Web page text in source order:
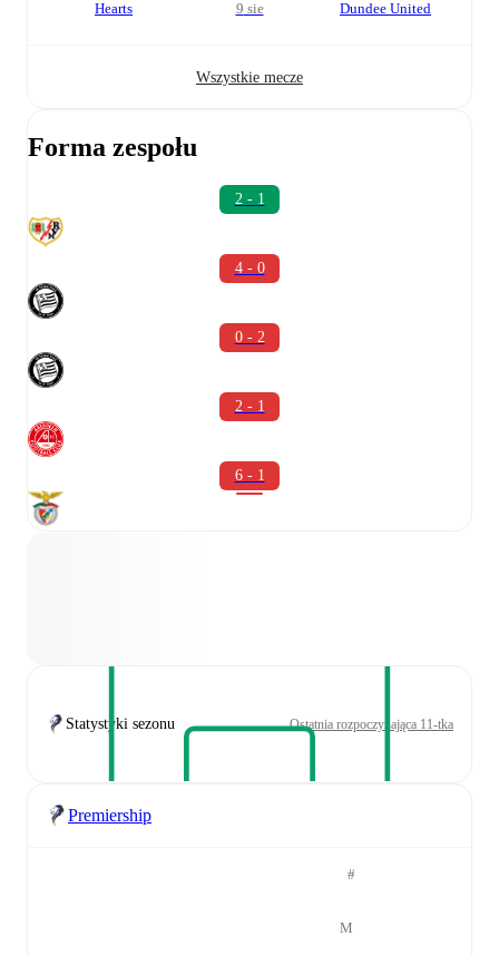
Hearts 9 sie Dundee United
Wszystkie mecze
Forma zespołu
2 - 1
4 - 0
0 - 2
2 - 1
6 - 1
Statystyki sezonu Ostatnia rozpoczynająca 11-tka
Premiership
#
M